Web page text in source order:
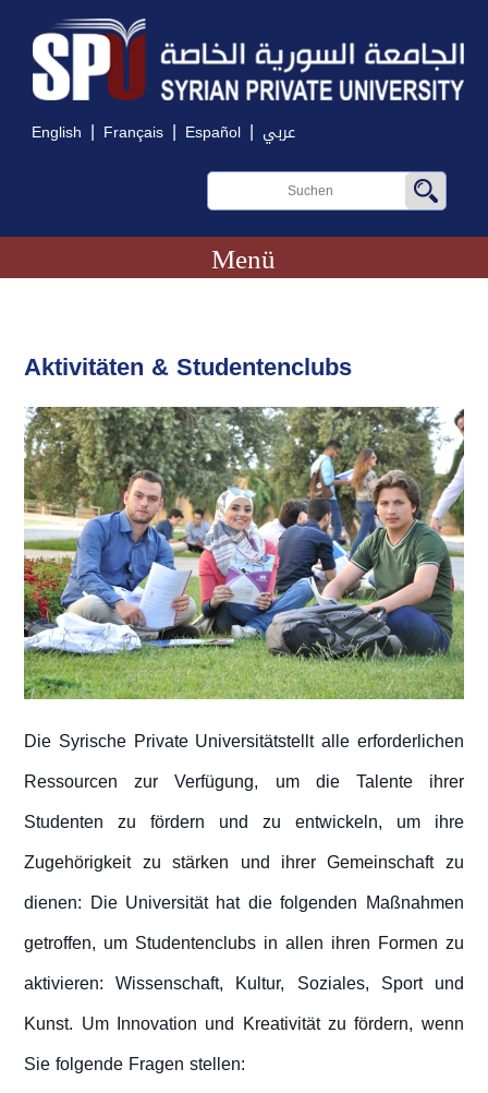
English | Français | Español | عربي
Menü
Aktivitäten & Studentenclubs
Die Syrische Private Universitätstellt alle erforderlichen
Ressourcen zur Verfügung, um die Talente ihrer
Studenten zu fördern und zu entwickeln, um ihre
Zugehörigkeit zu stärken und ihrer Gemeinschaft zu
dienen: Die Universität hat die folgenden Maßnahmen
getroffen, um Studentenclubs in allen ihren Formen zu
aktivieren: Wissenschaft, Kultur, Soziales, Sport und
Kunst. Um Innovation und Kreativität zu fördern, wenn
Sie folgende Fragen stellen: